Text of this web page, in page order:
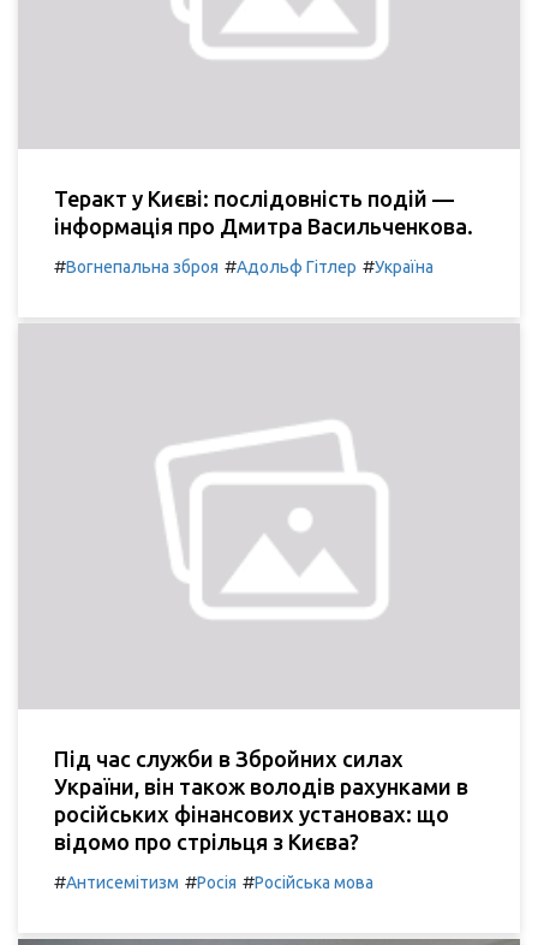
Теракт у Києві: послідовність подій —
інформація про Дмитра Васильченкова.
#Вогнепальна зброя #Адольф Гітлер #Україна
Під час служби в Збройних силах
України, він також володів рахунками в
російських фінансових установах: що
відомо про стрільця з Києва?
#Антисемітизм #Росія #Російська мова